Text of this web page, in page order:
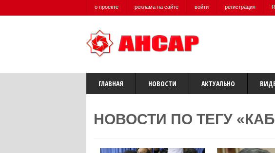
о проекте реклама на сайте войти регистрация
ГЛАВНАЯ НОВОСТИ АКТУАЛЬНО
НОВОСТИ ПО ТЕГУ